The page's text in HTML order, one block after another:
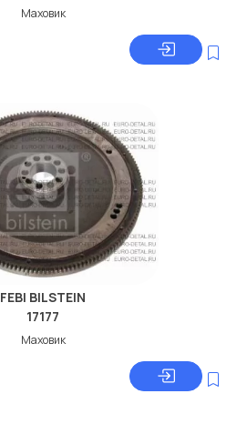
Маховик
FEBI BILSTEIN
17177
Маховик